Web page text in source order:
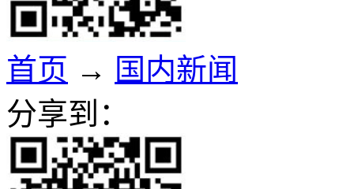
首页 → 国内新闻
分享到：